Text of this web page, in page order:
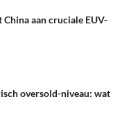
China aan cruciale EUV-
oversold-niveau: wat